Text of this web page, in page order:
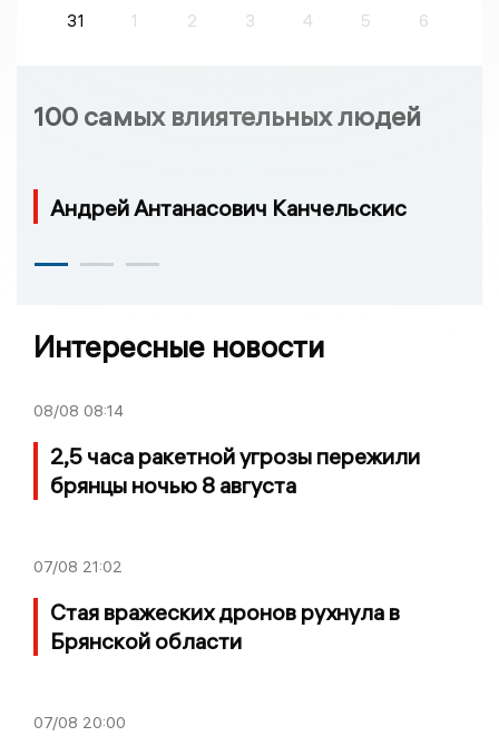
31
1 2 3 4 5 6
100 самых влиятельных людей
Андрей Антанасович Канчельскис
Интересные новости
08/08 08:14
2,5 часа ракетной угрозы пережили
брянцы ночью 8 августа
07/08 21:02
Стая вражеских дронов рухнула в
Брянской области
07/08 20:00